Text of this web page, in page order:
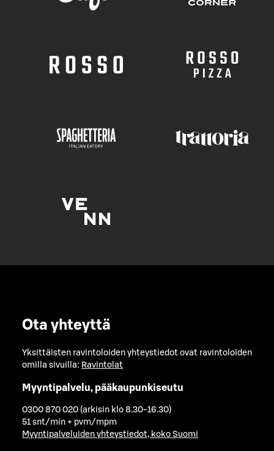
Ota yhteyttä
Yksittäisten ravintoloiden yhteystiedot ovat ravintoloiden
omilla sivuilla: Ravintolat
Myyntipalvelu, pääkaupunkiseutu
0300 870 020 (arkisin klo 8.30-16.30)
51 snt/min + pvm/mpm
Myyntipalveluiden yhteystiedot, koko Suomi